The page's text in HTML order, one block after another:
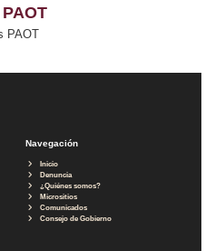
PAOT
Navegación
Inicio
Denuncia
¿Quiénes somos?
Micrositios
Comunicados
Consejo de Gobierno